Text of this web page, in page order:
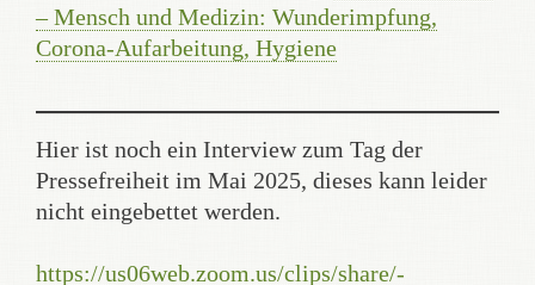
– Mensch und Medizin: Wunderimpfung,
Corona-Aufarbeitung, Hygiene
Hier ist noch ein Interview zum Tag der
Pressefreiheit im Mai 2025, dieses kann leider
nicht eingebettet werden.
https://us06web.zoom.us/clips/share/-